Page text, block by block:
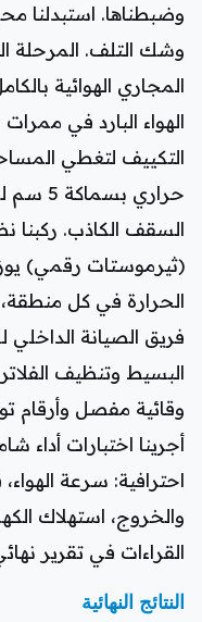
وضبطناها. استبدلنا
وشك التلف. المرحلة
الهواء البارد في
التكييف لتغطي
حراري
السقف الكاذب.
(ثيرموستات رقمي)
الحرارة في كل منطقة،
فريق الصيانة
البسيط وتنظيف
وقائية مفصل وأرقام
أجرينا اختبارات أداء
احترافية: سرعة
والخروج، استهلاك
القراءات في تقرير
النتائج النهائية